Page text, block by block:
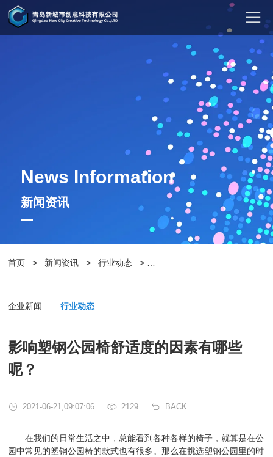
News Information
新闻资讯
首页 > 新闻资讯 > 行业动态 >
企业新闻 行业动态
影响塑钢公园椅舒适度的因素有哪些
呢？
2021-06-21,09:07:06 2129 BACK
在我们的日常生活之中，总能看到各种各样的椅子，就算是在公
园中常见的塑钢公园椅的款式也有很多。那么在挑选塑钢公园里的时